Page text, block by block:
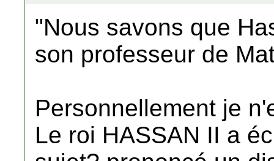
"Nous savons que
son professeur de
Personnellement je
Le roi HASSAN II a